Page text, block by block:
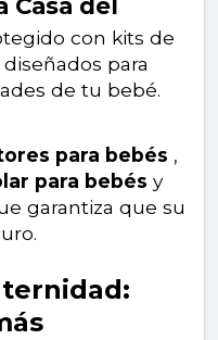
con kits de
para
de tu bebé.
para bebés ,
para bebés y
garantiza que su